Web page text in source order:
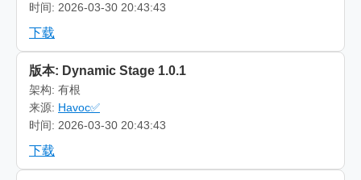
时间: 2026-03-30 20:43:43
下载
版本: Dynamic Stage 1.0.1
架构: 有根
来源: Havoc✅
时间: 2026-03-30 20:43:43
下载